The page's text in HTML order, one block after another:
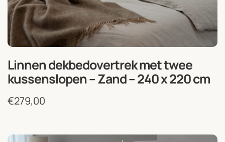
Linnen dekbedovertrek met twee
kussenslopen – Zand – 240 x 220 cm
€279,00